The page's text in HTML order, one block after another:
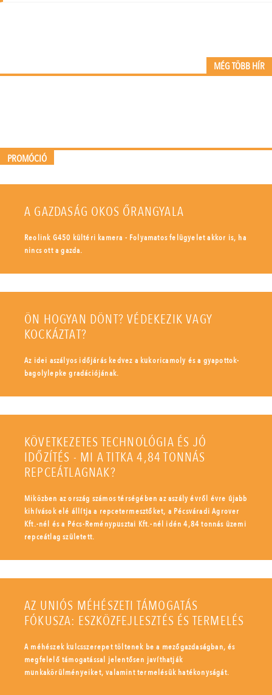
MÉG TÖBB HÍR
PROMÓCIÓ
A GAZDASÁG OKOS ŐRANGYALA
Reolink G450 kültéri kamera - Folyamatos felügyelet akkor is, ha
nincs ott a gazda.
ÖN HOGYAN DÖNT? VÉDEKEZIK VAGY
KOCKÁZTAT?
Az idei aszályos időjárás kedvez a kukoricamoly és a gyapottok-
bagolylepke gradációjának.
KÖVETKEZETES TECHNOLÓGIA ÉS JÓ
IDŐZÍTÉS - MI A TITKA 4,84 TONNÁS
REPCEÁTLAGNAK?
Miközben az ország számos térségében az aszály évről évre újabb
kihívások elé állítja a repcetermesztőket, a Pécsváradi Agrover
Kft.-nél és a Pécs-Reménypusztai Kft.-nél idén 4,84 tonnás üzemi
repceátlag született.
AZ UNIÓS MÉHÉSZETI TÁMOGATÁS
FÓKUSZA: ESZKÖZFEJLESZTÉS ÉS TERMELÉS
A méhészek kulcsszerepet töltenek be a mezőgazdaságban, és
megfelelő támogatással jelentősen javíthatják
munkakörülményeiket, valamint termelésük hatékonyságát.